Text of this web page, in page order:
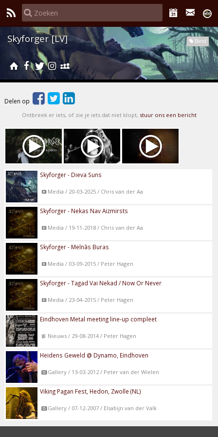
Band
Skyforger [LV]
Delen op
Ontbreek er iets, of zie je iets dat niet klopt, stuur ons een bericht
Skyforger - Dieva Suns
Media / 20-03-2025 / Chris van der Aa
Skyforger - Nekas Nav Aizmirsts
Media / 19-11-2018 / Chris van der Aa
Skyforger - Melnās Buras
Media / 03-09-2015 / Peter Hagen
Skyforger - Tagad Vai Nekad / Now Or Never
Media / 23-04-2015 / Peter Hagen
Eindhoven Metal meeting line-up compleet
Nieuws / 29-08-2014 / Peter Hagen
Heidens Geweld @ Dynamo, Eindhoven
Gallery / 13-03-2012 / Peter van der Wielen
Viking Pagan Fest, Hedon, Zwolle (NL)
Gallery / 07-12-2007 / Elsabijn van der Valk